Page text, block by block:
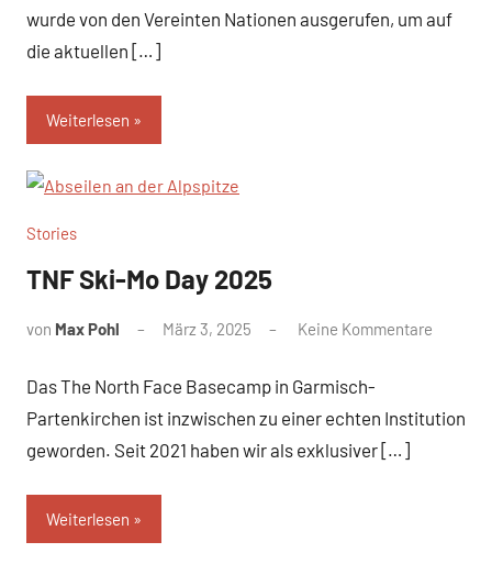
wurde von den Vereinten Nationen ausgerufen, um auf
die aktuellen […]
Weiterlesen
Stories
TNF Ski-Mo Day 2025
von Max Pohl März 3, 2025 Keine Kommentare
Das The North Face Basecamp in Garmisch-
Partenkirchen ist inzwischen zu einer echten Institution
geworden. Seit 2021 haben wir als exklusiver […]
Weiterlesen